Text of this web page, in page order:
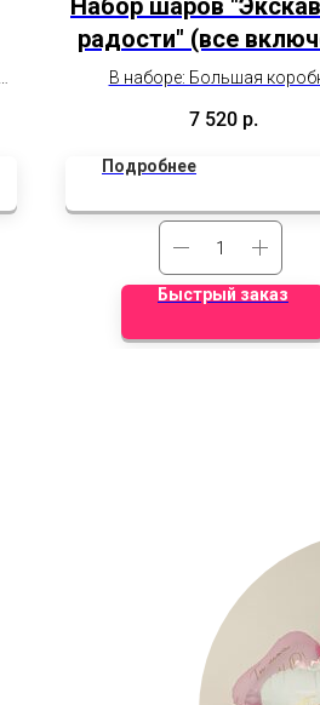
Набор шаров
радости" (все
В наборе: Большая
круга с надписями, 7
7 520 р.
Подробнее
Быстрый заказ